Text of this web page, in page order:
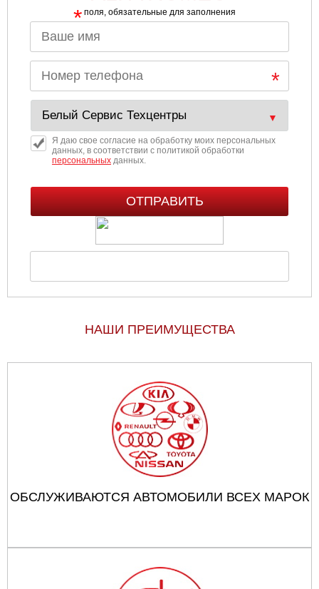
Чебоксары
Челябинск
Череповец
Ярославль
* поля, обязательные для заполнения
Я даю свое согласие на обработку моих персональных
данных, в соответствии с политикой обработки
персональныхданных.
НАШИ ПРЕИМУЩЕСТВА
ОБСЛУЖИВАЮТСЯ АВТОМОБИЛИ ВСЕХ МАРОК